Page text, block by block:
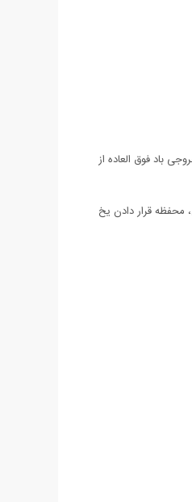
باد فوق العاده از
های یو اس بی، محفظه قرار دادن یخ